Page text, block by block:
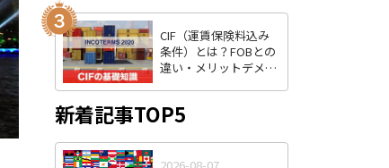
CIF（運賃保険料込み
条件）とは？FOBとの
違い・メリットデメリ
新着記事TOP5
2026-08-07